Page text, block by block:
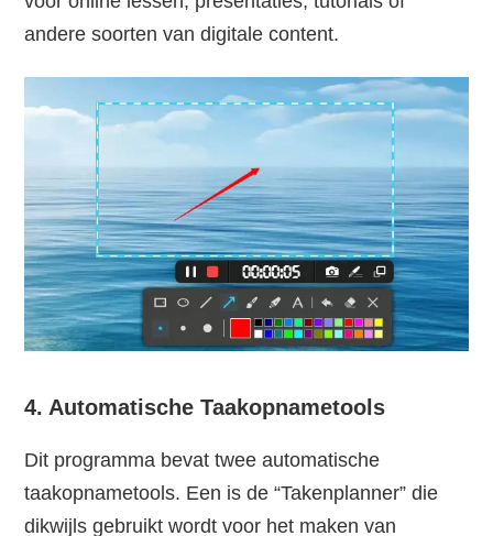
andere soorten van digitale content.
4. Automatische Taakopnametools
Dit programma bevat twee automatische
taakopnametools. Een is de “Takenplanner” die
dikwijls gebruikt wordt voor het maken van